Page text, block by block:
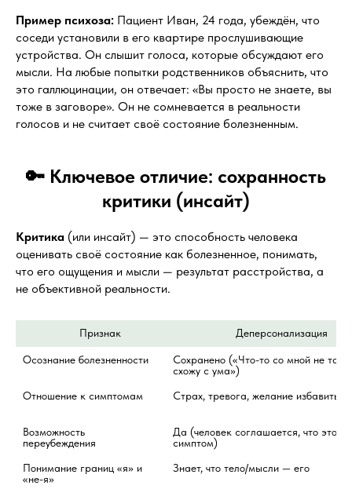
Пример психоза: Пациент Иван, 24 года, убеждён, что
соседи установили в его квартире прослушивающие
устройства. Он слышит голоса, которые обсуждают его
мысли. На любые попытки родственников объяснить, что
это галлюцинации, он отвечает: «Вы просто не знаете, вы
тоже в заговоре». Он не сомневается в реальности
голосов и не считает своё состояние болезненным.
🔑 Ключевое отличие: сохранность
критики (инсайт)
Критика (или инсайт) — это способность человека
оценивать своё состояние как болезненное, понимать,
что его ощущения и мысли — результат расстройства, а
не объективной реальности.
                  Признак
                    Деперсонализация
Осознание болезненности
Сохранено («Что-то со мной не так,
схожу с ума»)
Отношение к симптомам
Страх, тревога, желание избавиться
Возможность
переубеждения
Да (человек соглашается, что это
симптом)
Понимание границ «я» и
«не-я»
Знает, что тело/мысли — его